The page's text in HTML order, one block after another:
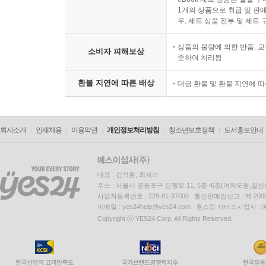
1개의 상품으로 취급 및 판
우, 세트 상품 전부 및 세트
소비자 피해보상
상품의 불량에 의한 반품,
준하여 처리됨
환불 지연에 따른 배상 대금 환불 및 환불 지연에
회사소개 인재채용 이용약관 개인정보처리방침 청소년보호정책 도서홍보안내
대표 : 김석환, 최세라
주소 : 서울시 영등포구 은행로 11, 5층~6층(여의도동,일신
사업자등록번호 : 229-81-37000 통신판매업신고 : 제
이메일 : yes24help@yes24.com 호스팅 서비스사업자 :
Copyright ⓒ YES24 Corp. All Rights Reserved.